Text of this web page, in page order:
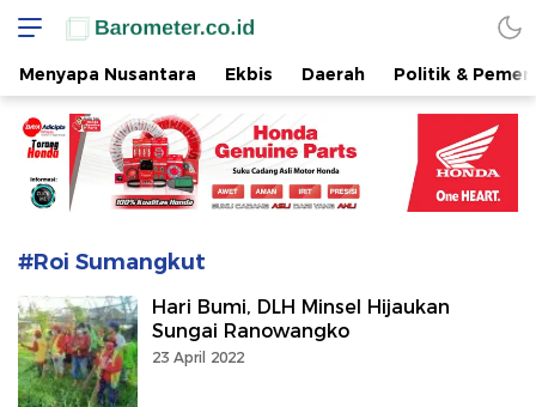
www.barometer.co.id
Berita Terkini di Sulawesi Utara
Menyapa Nusantara Ekbis Daerah Politik &
#Roi Sumangkut
Hari Bumi, DLH Minsel Hijaukan
Sungai Ranowangko
23 April 2022